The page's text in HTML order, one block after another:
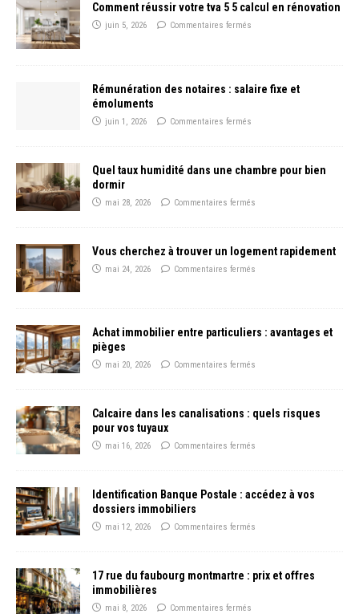
Comment réussir votre tva 5 5 calcul en rénovation
juin 5, 2026 Commentaires fermés
Rémunération des notaires : salaire fixe et
émoluments
juin 1, 2026 Commentaires fermés
Quel taux humidité dans une chambre pour bien
dormir
mai 28, 2026 Commentaires fermés
Vous cherchez à trouver un logement rapidement
mai 24, 2026 Commentaires fermés
Achat immobilier entre particuliers : avantages et
pièges
mai 20, 2026 Commentaires fermés
Calcaire dans les canalisations : quels risques
pour vos tuyaux
mai 16, 2026 Commentaires fermés
Identification Banque Postale : accédez à vos
dossiers immobiliers
mai 12, 2026 Commentaires fermés
17 rue du faubourg montmartre : prix et offres
immobilières
mai 8, 2026 Commentaires fermés